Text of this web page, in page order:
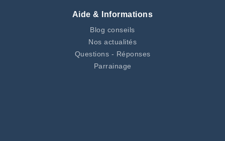
Aide & Informations
Blog conseils
Nos actualités
Questions - Réponses
Parrainage